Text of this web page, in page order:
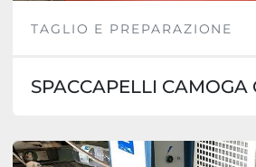
TAGLIO E PREPARAZIONE
SPACCAPELLI CAMOGA